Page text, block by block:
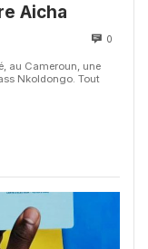
Aicha
0
au Cameroun, une
Nkoldongo. Tout